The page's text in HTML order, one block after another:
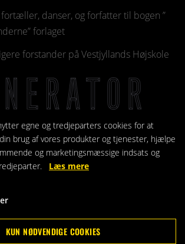
fortæller, danser, og forfatter til bogen ”
forlaget
forstander på Vestjyllands Højskole
Højskolen Mors.
pianist.
egne og tredjeparters cookies for at
brug af vores produkter og tjenester, hjælpe
og marketingsmæssige indsats og
Læs mere
KUN NØDVENDIGE COOKIES